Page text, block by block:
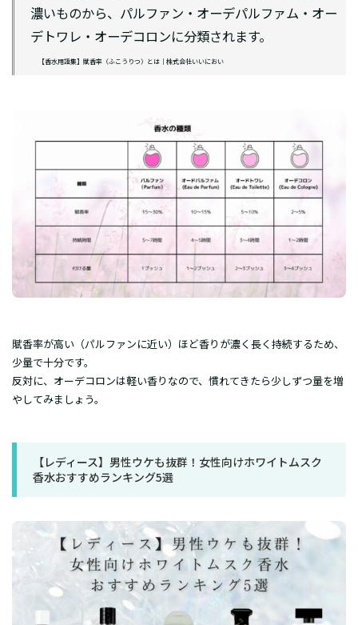
濃いものから、パルファン・オーデパルファム・オー
デトワレ・オーデコロンに分類されます。
【香水用語集】賦香率（ふこうりつ）とは｜株式会社いいにおい
賦香率が高い（パルファンに近い）ほど香りが濃く長く持続するため、
少量で十分です。
反対に、オーデコロンは軽い香りなので、慣れてきたら少しずつ量を増
やしてみましょう。
【レディース】男性ウケも抜群！女性向けホワイトムスク
香水おすすめランキング5選